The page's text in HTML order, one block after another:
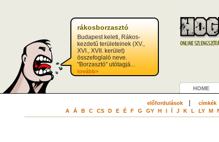
rákosborzasztó
Budapest keleti, Rákos-
kezdetű területeinek (XV.,
XVI., XVII. kerület)
összefoglaló neve.
"Borzasztó" utótagjá...
tovább>
HOME
előfordulások| címkék
A Á B C CS D E É F G GY H I Í J K L LY M